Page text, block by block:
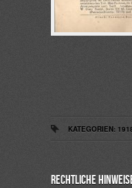
KATEGORIEN:
Rechtliche